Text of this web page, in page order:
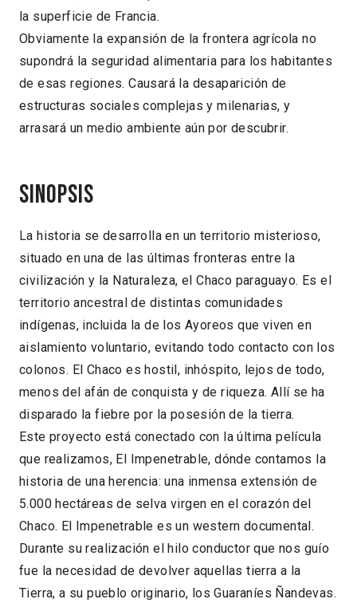
la superficie de Francia.
Obviamente la expansión de la frontera agrícola no
supondrá la seguridad alimentaria para los habitantes
de esas regiones. Causará la desaparición de
estructuras sociales complejas y milenarias, y
arrasará un medio ambiente aún por descubrir.
Sinopsis
La historia se desarrolla en un territorio misterioso,
situado en una de las últimas fronteras entre la
civilización y la Naturaleza, el Chaco paraguayo. Es el
territorio ancestral de distintas comunidades
indígenas, incluida la de los Ayoreos que viven en
aislamiento voluntario, evitando todo contacto con los
colonos. El Chaco es hostil, inhóspito, lejos de todo,
menos del afán de conquista y de riqueza. Allí se ha
disparado la fiebre por la posesión de la tierra.
Este proyecto está conectado con la última película
que realizamos, El Impenetrable, dónde contamos la
historia de una herencia: una inmensa extensión de
5.000 hectáreas de selva virgen en el corazón del
Chaco. El Impenetrable es un western documental.
Durante su realización el hilo conductor que nos guío
fue la necesidad de devolver aquellas tierra a la
Tierra, a su pueblo originario, los Guaraníes Ñandevas.